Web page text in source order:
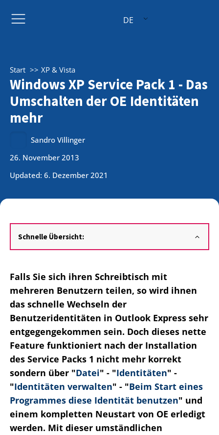
DE
Start XP & Vista
Windows XP Service Pack 1 - Das
Umschalten der OE Identitäten
mehr
Sandro Villinger
26. November 2013
Updated: 6. Dezember 2021
Schnelle Übersicht:
Falls Sie sich ihren Schreibtisch mit
mehreren Benutzern teilen, so wird ihnen
das schnelle Wechseln der
Benutzeridentitäten in Outlook Express sehr
entgegengekommen sein. Doch dieses nette
Feature funktioniert nach der Installation
des Service Packs 1 nicht mehr korrekt
sondern über "Datei" - "Identitäten" -
"Identitäten verwalten" - "Beim Start eines
Programmes diese Identität benutzen" und
einem kompletten Neustart von OE erledigt
werden. Mit dieser umständlichen